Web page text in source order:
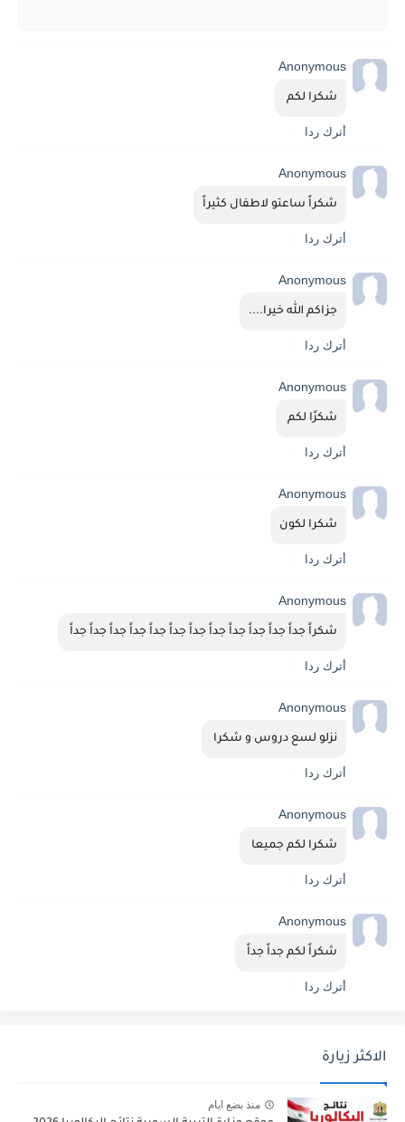
Anonymous
شكرا لكم
أترك ردا
Anonymous
شكراً ساعتو لاطفال كثيراً
أترك ردا
Anonymous
جزاكم الله خيرا....
أترك ردا
Anonymous
شكرًا لكم
أترك ردا
Anonymous
شكرا لكون
أترك ردا
Anonymous
شكراً جداً جداً جداً جداً جداً جداً جداً جداً جداً جداً جداً جداً
أترك ردا
Anonymous
نزلو لسع دروس و شكرا
أترك ردا
Anonymous
شكرا لكم جميعا
أترك ردا
Anonymous
شكراً لكم جداً جداً
أترك ردا
الاكثر زيارة
منذ بضع ايام